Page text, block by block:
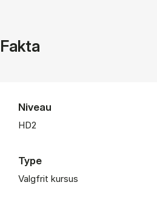
Fakta
Niveau
HD2
Type
Valgfrit kursus